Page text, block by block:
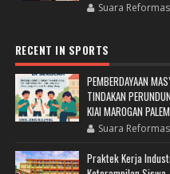
Suara
RECENT IN SPORTS
PEMBERDAYAAN
TINDAKAN
KIAI MAROGAN
Suara
Praktek Kerja